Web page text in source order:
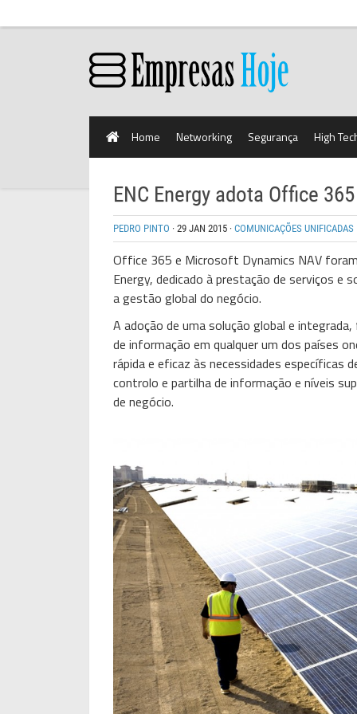
Home Networking Segurança High
ENC Energy adota Office
PEDRO PINTO · 29 JAN 2015 · COMUNICAÇÕES UNIFICADAS
Office 365 e Microsoft Dynamics NAV
Energy, dedicado à prestação de serviços e
a gestão global do negócio.
A adoção de uma solução global e
de informação em qualquer um dos países
rápida e eficaz às necessidades específicas
controlo e partilha de informação e níveis
de negócio.